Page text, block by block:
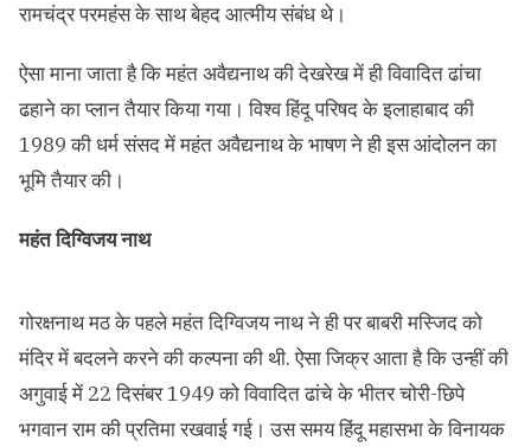
रामचंद्र परमहंस के साथ बेहद आत्मीय संबंध थे।
ऐसा माना जाता है कि महंत अवैद्यनाथ की देखरेख में ही विवादित ढांचा
ढहाने का प्लान तैयार किया गया। विश्व हिंदू परिषद के इलाहाबाद की
1989 की धर्म संसद में महंत अवैद्यनाथ के भाषण ने ही इस आंदोलन का
भूमि तैयार की।
महंत दिग्विजय नाथ
गोरक्षनाथ मठ के पहले महंत दिग्विजय नाथ ने ही पर बाबरी मस्जिद को
मंदिर में बदलने करने की कल्पना की थी. ऐसा जिक्र आता है कि उन्हीं की
अगुवाई में 22 दिसंबर 1949 को विवादित ढांचे के भीतर चोरी-छिपे
भगवान राम की प्रतिमा रखवाई गई। उस समय हिंदू महासभा के विनायक